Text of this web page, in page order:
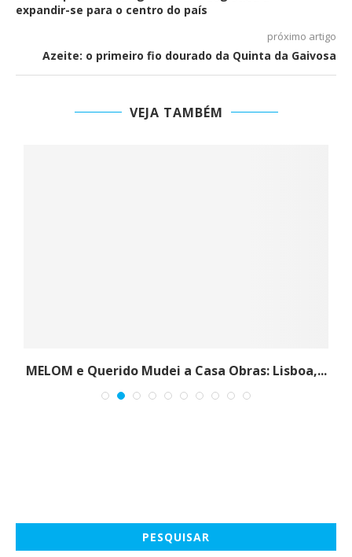
expandir-se para o centro do país
próximo artigo
Azeite: o primeiro fio dourado da Quinta da Gaivosa
VEJA TAMBÉM
MELOM e Querido Mudei a Casa Obras: Lisboa,...
PESQUISAR